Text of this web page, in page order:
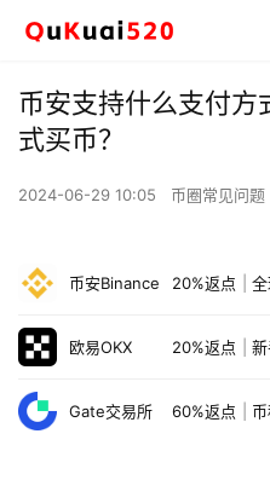
币安支持什么支付方
式买币？
2024-06-29 10:05 币圈常见问题
币安Binance 20%返点
欧易OKX 20%返点
Gate交易所 60%返点